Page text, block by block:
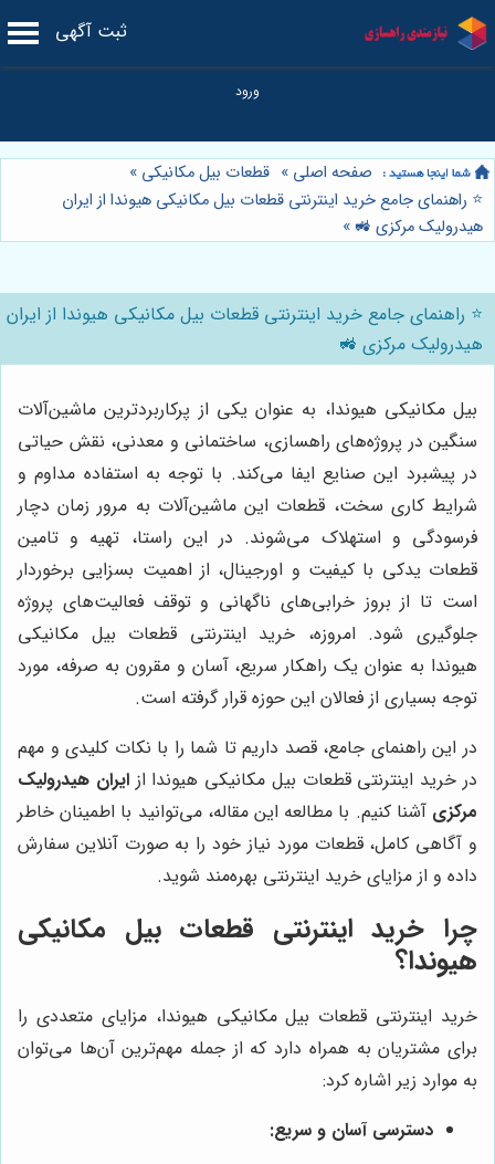
ثبت آگهی
صفحه اصلی » قطعات بیل مکانیکی »
⭐️ راهنمای جامع خرید اینترنتی قطعات بیل مکانیکی هیوندا از ایران
هیدرولیک مرکزی 🚜 »
⭐️ راهنمای جامع خرید اینترنتی قطعات بیل مکانیکی هیوندا از ایران
هیدرولیک مرکزی 🚜
بیل مکانیکی هیوندا، به عنوان یکی از پرکاربردترین ماشین‌آلات
سنگین در پروژه‌های راهسازی، ساختمانی و معدنی، نقش حیاتی
در پیشبرد این صنایع ایفا می‌کند. با توجه به استفاده مداوم و
شرایط کاری سخت، قطعات این ماشین‌آلات به مرور زمان دچار
فرسودگی و استهلاک می‌شوند. در این راستا، تهیه و تامین
قطعات یدکی با کیفیت و اورجینال، از اهمیت بسزایی برخوردار
است تا از بروز خرابی‌های ناگهانی و توقف فعالیت‌های پروژه
جلوگیری شود. امروزه، خرید اینترنتی قطعات بیل مکانیکی
هیوندا به عنوان یک راهکار سریع، آسان و مقرون به صرفه، مورد
توجه بسیاری از فعالان این حوزه قرار گرفته است.
در این راهنمای جامع، قصد داریم تا شما را با نکات کلیدی و مهم
در خرید اینترنتی قطعات بیل مکانیکی هیوندا ازایران هیدرولیک
مرکزی آشنا کنیم. با مطالعه این مقاله، می‌توانید با اطمینان خاطر
و آگاهی کامل، قطعات مورد نیاز خود را به صورت آنلاین سفارش
داده و از مزایای خرید اینترنتی بهره‌مند شوید.
چرا خرید اینترنتی قطعات بیل مکانیکی
هیوندا؟
خرید اینترنتی قطعات بیل مکانیکی هیوندا، مزایای متعددی را
برای مشتریان به همراه دارد که از جمله مهم‌ترین آن‌ها می‌توان
به موارد زیر اشاره کرد:
دسترسی آسان و سریع: